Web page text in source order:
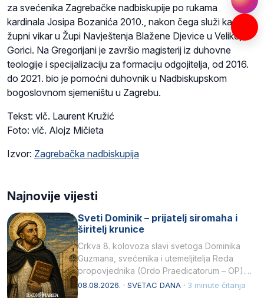
za svećenika Zagrebačke nadbiskupije po rukama
kardinala Josipa Bozanića 2010., nakon čega služi kao
župni vikar u Župi Navještenja Blažene Djevice u Velikoj
Gorici. Na Gregorijani je završio magisterij iz duhovne
teologije i specijalizaciju za formaciju odgojitelja, od 2016.
do 2021. bio je pomoćni duhovnik u Nadbiskupskom
bogoslovnom sjemeništu u Zagrebu.
Tekst: vlč. Laurent Kružić
Foto: vlč. Alojz Mičieta
Izvor: Zagrebačka nadbiskupija
Najnovije vijesti
Sveti Dominik – prijatelj siromaha i
širitelj krunice
Crkva 8. kolovoza slavi svetoga Dominika
Guzmana, svećenika i utemeljitelja Reda
propovjednika (Ordo Praedicatorum – OP).
Svojim životom, dubokom ljubavlju prema
08.08.2026. · SVETAC DANA · 3 minute čitanja